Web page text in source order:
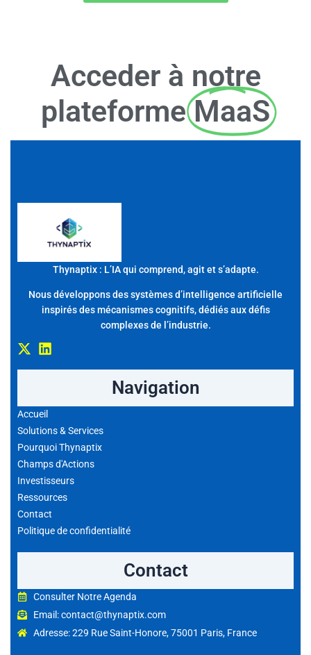
Acceder à notre
plateforme MaaS
Thynaptix : L’IA qui comprend, agit et s’adapte.
Nous développons des systèmes d’intelligence artificielle
inspirés des mécanismes cognitifs, dédiés aux défis
complexes de l’industrie.
Navigation
Accueil
Solutions & Services
Pourquoi Thynaptix
Champs d'Actions
Investisseurs
Ressources
Contact
Politique de confidentialité
Contact
Consulter Notre Agenda
Email: contact@thynaptix.com
Adresse: 229 Rue Saint-Honore, 75001 Paris, France